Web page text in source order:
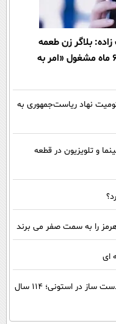
بلاگر زن طعمه
کشاندن مداح به قرار مرگ/ رجب زاده 6 ماه مشغول «امر به
نهاد ریاست‌جمهوری به
و تلویزیون در قطعه
ای
تاریخ به روایت تصویر/ دوچرخه چوبی دست ساز در استونی؛ 114 سال